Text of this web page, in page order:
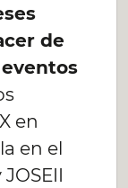
de
en
en el